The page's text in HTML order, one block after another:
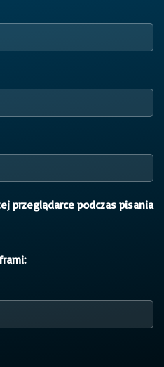
przeglądarce podczas pisania